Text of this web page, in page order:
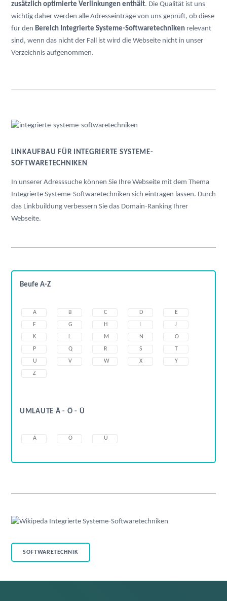
zusätzlich optimierte Verlinkungen enthält. Die Qualität ist uns
wichtig daher werden alle Adresseinträge von uns geprüft, ob diese
für den Bereich Integrierte Systeme-Softwaretechniken relevant
sind, wenn das nicht der Fall ist wird die Webseite nicht in unser
Verzeichnis aufgenommen.
LINKAUFBAU FÜR INTEGRIERTE SYSTEME-
SOFTWARETECHNIKEN
In unserer Adresssuche können Sie Ihre Webseite mit dem Thema
Integrierte Systeme-Softwaretechniken sich eintragen lassen. Durch
das Linkbuildung verbessern Sie das Domain-Ranking Ihrer
Webseite.
Beufe A-Z
A B C D
E
F
G H
J
K
L M N
O
P
Q R S
T
U
V W X
Y
Z
UMLAUTE Ä - Ö - Ü
Ä Ö Ü
SOFTWARETECHNIK